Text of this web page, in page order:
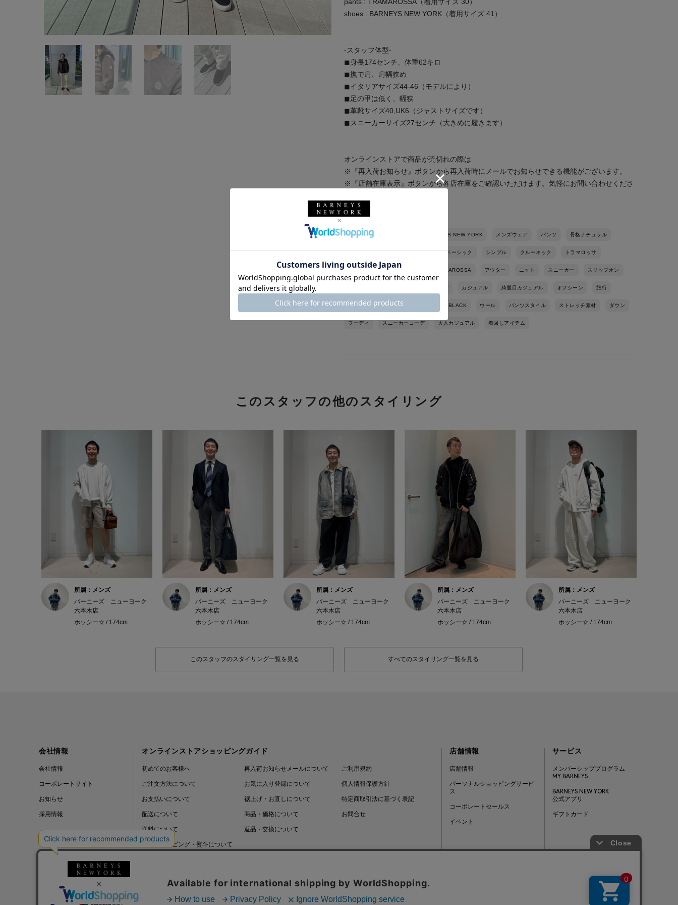
shoes : BARNEYS NEW YORK（着用サイズ 41）
-スタッフ体型-
◼︎身長174センチ、体重62キロ
◼︎撫で肩、肩幅狭め
◼︎イタリアサイズ44-46（モデルにより）
◼︎足の甲は低く、幅狭
◼︎革靴サイズ40,UK6（ジャストサイズです）
◼︎スニーカーサイズ27センチ（大きめに履きます）
オンラインストアで商品が売切れの際は
※『再入荷お知らせ』ボタンから再入荷時にメールでお知らせできる機能がございます。
※『店舗在庫表示』ボタンから各店在庫をご確認いただけます。気軽にお問い合わせくださ
バーニーズ ニューヨーク BARNEYS NEW YORK メンズウェア パンツ 骨格ナチュラル
バーニーズ ニューヨーク六本木店 ベーシック シンプル クルーネック トラマロッサ
モンクレール TRAMAROSSA アウター ニット スニーカー スリップオン
冬コーデ カジュアル 綺麗目カジュアル オフシーン 旅行
スポーティ KHAKI BLACK ウール パンツスタイル ストレッチ素材 ダウン
フーディ スニーカーコーデ 大人カジュアル 着回しアイテム
このスタッフの他のスタイリング
所属：メンズ
バーニーズ ニューヨーク
六本木店
ホッシー☆ / 174cm
所属：メンズ
バーニーズ ニューヨーク
六本木店
ホッシー☆ / 174cm
所属：メンズ
バーニーズ ニューヨーク
六本木店
ホッシー☆ / 174cm
所属：メンズ
バーニーズ ニューヨーク
六本木店
ホッシー☆ / 174cm
所属：メンズ
バーニーズ ニューヨーク
六本木店
ホッシー☆ / 174cm
このスタッフのスタイリング一覧を見る すべてのスタイリング一覧を見る
会社情報
会社情報
コーポレートサイト
お知らせ
採用情報
オンラインストアショッピングガイド
初めてのお客様へ
ご注文方法について
お支払いについて
配送について
送料について
ギフトラッピング・熨斗について
再入荷お知らせメールについて
お気に入り登録について
裾上げ・お直しについて
商品・価格について
返品・交換について
ご利用規約
個人情報保護方針
特定商取引法に基づく表記
お問合せ
店舗情報
店舗情報
パーソナルショッピングサービ
ス
コーポレートセールス
イベント
サービス
メンバーシッププログラム
MY BARNEYS
BARNEYS NEW YORK
公式アプリ
ギフトカード